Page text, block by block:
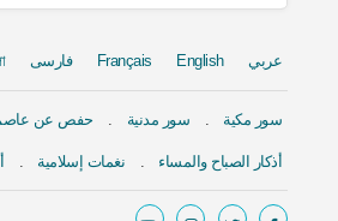
عربي English
Français فارسی
سور مكية سور مدنية حفص عن
أذكار الصباح والمساء نغمات إسلامية